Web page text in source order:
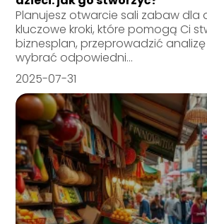
Planujesz otwarcie sali zabaw dla
kluczowe kroki, które pomogą Ci
biznesplan, przeprowadzić
wybrać odpowiedni...
2025-07-31